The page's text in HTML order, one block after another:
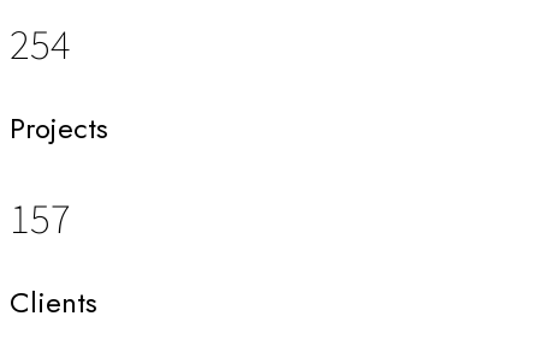
254
Projects
157
Clients